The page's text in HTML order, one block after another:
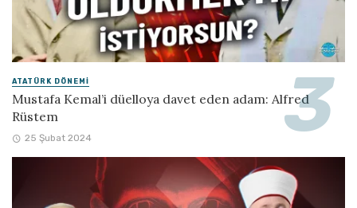
ATATÜRK DÖNEMI
Mustafa Kemal’i düelloya davet eden adam: Alfred
Rüstem
25 Şubat 2024